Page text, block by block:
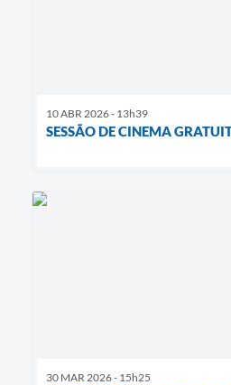
10 ABR 2026 - 13h39
SESSÃO DE CINEMA
30 MAR 2026 - 15h25